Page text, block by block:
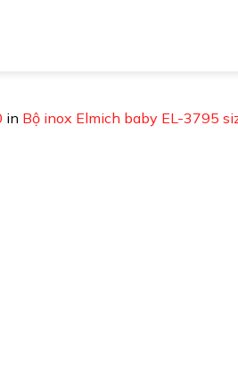
in Bộ inox Elmich baby EL-3795